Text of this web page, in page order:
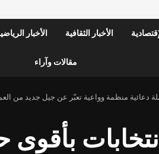
الأخبار الثقافية الأخبار
مقالات وآراء
دعائية منظمة وواعية تعبّر عن جيل جديد من
بأقوى